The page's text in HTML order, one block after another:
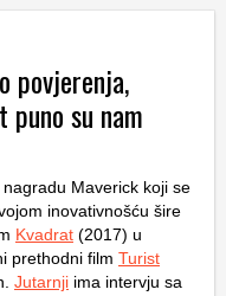
povjerenja,
puno su nam
Maverick koji se
inovativnošću šire
Kvadrat (2017) u
prethodni film Turist
Jutarnji ima intervju sa